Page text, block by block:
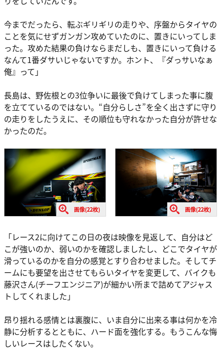
今までだったら、転ぶギリギリの走りや、序盤からタイヤの
ことを気にせずガンガン攻めていたのに、置きにいってしま
った。攻めた結果の負けならまだしも、置きにいって負ける
なんて1番ダサいじゃないですか。ホント、『ダっサいなぁ
俺』って」
長島は、野佐根との3位争いに最後で負けてしまった事に腹
を立てているのではない。“自分らしさ”を全く出さずに守り
の走りをしたうえに、その順位も守れなかった自分が許せな
かったのだ。
画像(22枚) 画像(22枚)
「レース2に向けてこの日の夜は映像を見返して、自分はど
こが強いのか、弱いのかを確認しましたし、どこでタイヤが
滑っているのかを自分の感覚とすり合わせました。そしてチ
ームにも要望を出させてもらいタイヤを変更して、バイクも
藤沢さん(チーフエンジニア)が細かい所まで詰めてアジャス
トしてくれました」
昂り揺れる感情とは裏腹に、いま自分に出来る事は何かを冷
静に分析するとともに、ハード面を強化する。もうこんな悔
しいレースはしたくない。